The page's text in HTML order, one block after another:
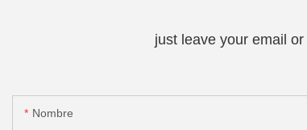
just leave your email
Nombre